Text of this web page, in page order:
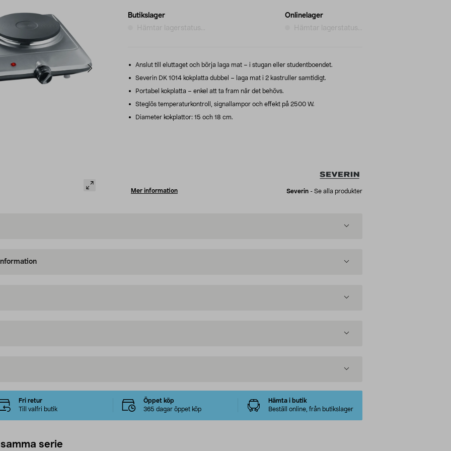
Butikslager
Hämtar lagerstatus...
Onlinelager
Hämtar lagerstatus...
Anslut till eluttaget och börja laga mat – i stugan eller studentboendet.
Severin DK 1014 kokplatta dubbel – laga mat i 2 kastruller samtidigt.
Portabel kokplatta – enkel att ta fram när det behövs.
Steglös temperaturkontroll, signallampor och effekt på 2500 W.
Diameter kokplattor: 15 och 18 cm.
Mer information Severin - Se alla produkter
Fri retur
Till valfri butik
Öppet köp
365 dagar öppet köp
Hämta i butik
Beställ online, från butikslager
serie